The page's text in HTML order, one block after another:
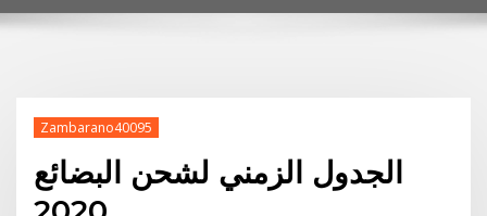
Zambarano40095
الجدول الزمني لشحن البضائع